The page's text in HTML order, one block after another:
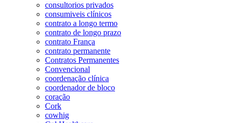
consultorios privados
consumiveis clínicos
contrato a longo termo
contrato de longo prazo
contrato França
contrato permanente
Contratos Permanentes
Convencional
coordenação clínica
coordenador de bloco
coração
Cork
cowhig